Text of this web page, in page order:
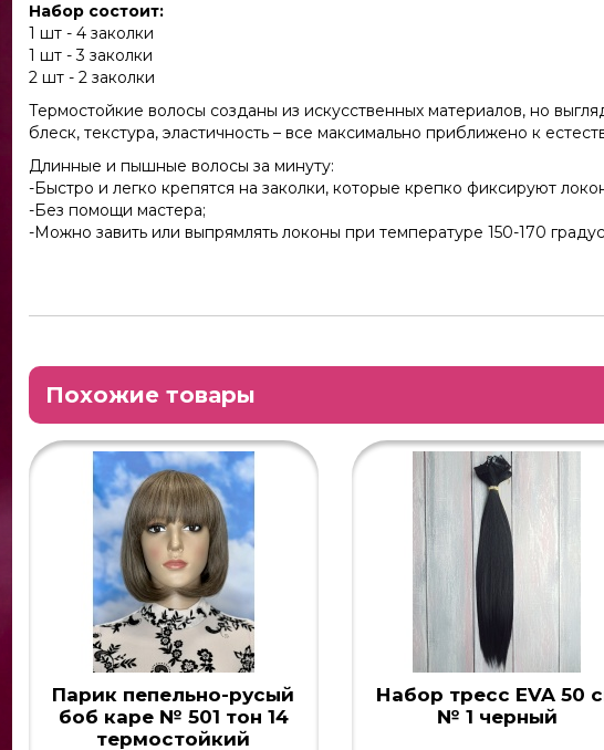
Набор состоит:
1 шт - 4 заколки
1 шт - 3 заколки
2 шт - 2 заколки
Термостойкие волосы созданы из искусственных материалов, но
блеск, текстура, эластичность – все максимально приближено к
Длинные и пышные волосы за минуту:
-Быстро и легко крепятся на заколки, которые крепко фиксируют
-Без помощи мастера;
-Можно завить или выпрямлять локоны при температуре 150-170
Похожие товары
Парик пепельно-русый
боб каре № 501 тон 14
термостойкий
Набор тресс EVA 50
№ 1 черный